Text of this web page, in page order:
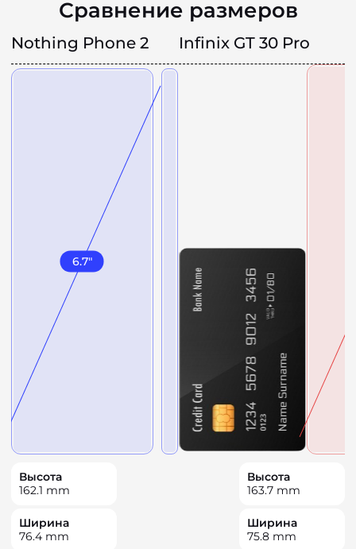
Сравнение размеров
Nothing Phone 2 Infinix GT 30 Pro
6.7"
Высота
162.1 mm
Ширина
76.4 mm
Высота
163.7 mm
Ширина
75.8 mm